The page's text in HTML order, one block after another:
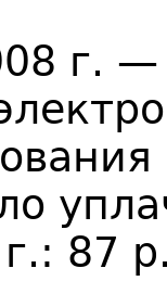
г.
87